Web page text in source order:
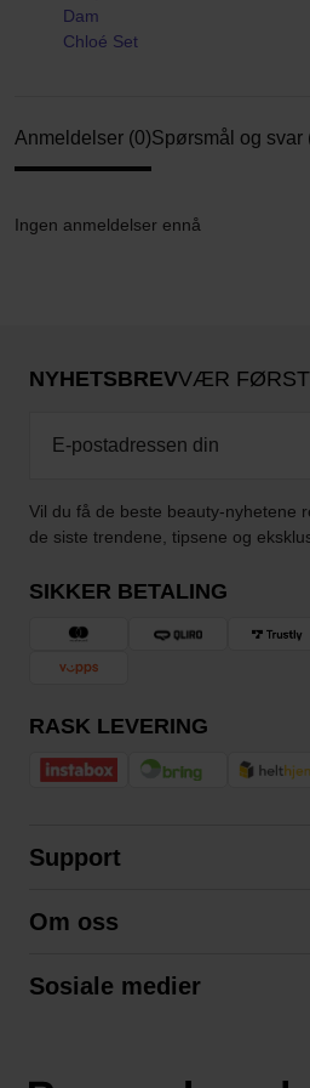
Dam
Chloé Set
Anmeldelser (0)Spørsmål og svar
Ingen anmeldelser ennå
NYHETSBREVVÆR FØRST
Vil du få de beste beauty-nyhetene
de siste trendene, tipsene og
SIKKER BETALING
RASK LEVERING
Support
Kjøpsvilkår
Om oss
Sosiale medier